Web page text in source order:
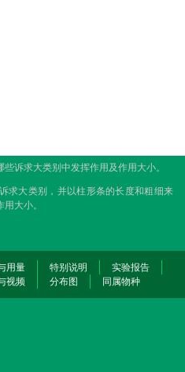
诉求大类别中发挥作用及作用大小。
求大类别，并以柱形条的长度和粗细来
大小。
用量 特别说明
实验报告
视频 分布图 同属物种